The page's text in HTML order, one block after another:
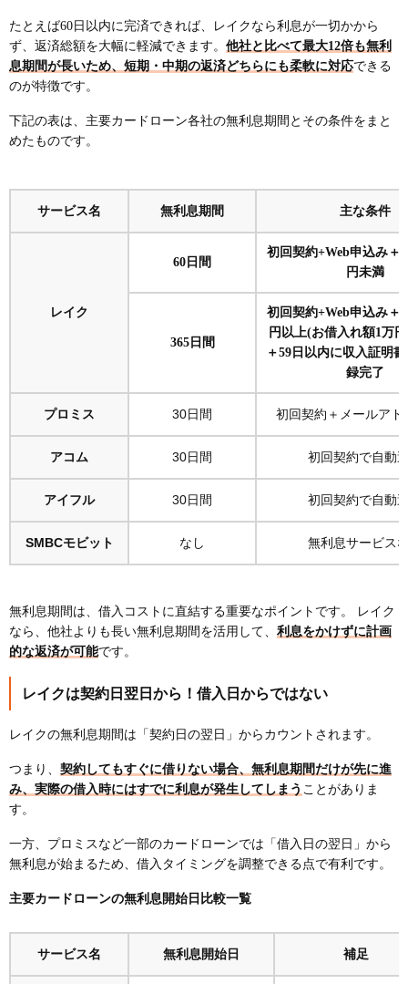
たとえば60日以内に完済できれば、レイクなら利息が一切かから
ず、返済総額を大幅に軽減できます。 他社と比べて最大12倍も無利
息期間が長いため、短期・中期の返済どちらにも柔軟に対応できる
のが特徴です。
下記の表は、主要カードローン各社の無利息期間とその条件をまと
めたものです。
サービス名 無利息期間 主な条件
レイク
60日間
初回契約+Web申込み＋
円未満
365日間
初回契約+Web申込み＋
円以上(お借入れ額1万
＋59日以内に収入証明
録完了
プロミス 30日間 初回契約＋メールアド
アコム 30日間 初回契約で自動
アイフル 30日間 初回契約で自動
SMBCモビット なし 無利息サービス
無利息期間は、借入コストに直結する重要なポイントです。 レイク
なら、他社よりも長い無利息期間を活用して、 利息をかけずに計画
的な返済が可能です。
レイクは契約日翌日から！借入日からではない
レイクの無利息期間は「契約日の翌日」からカウントされます。
つまり、 契約してもすぐに借りない場合、無利息期間だけが先に進
み、実際の借入時にはすでに利息が発生してしまう ことがありま
す。
一方、プロミスなど一部のカードローンでは「借入日の翌日」から
無利息が始まるため、借入タイミングを調整できる点で有利です。
主要カードローンの無利息開始日比較一覧
サービス名 無利息開始日 補足